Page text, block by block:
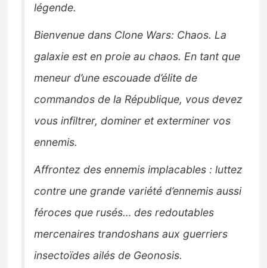
légende.
Bienvenue dans Clone Wars: Chaos. La
galaxie est en proie au chaos. En tant que
meneur d’une escouade d’élite de
commandos de la République, vous devez
vous infiltrer, dominer et exterminer vos
ennemis.
Affrontez des ennemis implacables : luttez
contre une grande variété d’ennemis aussi
féroces que rusés… des redoutables
mercenaires trandoshans aux guerriers
insectoïdes ailés de Geonosis.